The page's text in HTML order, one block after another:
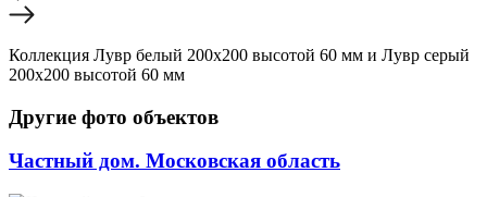
Коллекция Лувр белый 200х200 высотой 60 мм и Лувр серый
200х200 высотой 60 мм
Другие фото объектов
Частный дом. Московская область